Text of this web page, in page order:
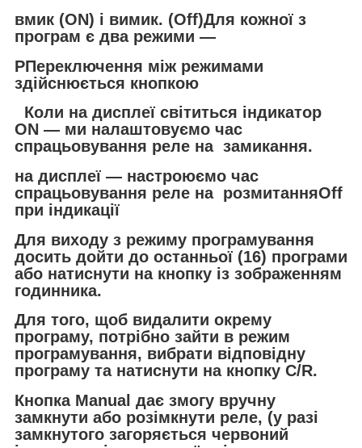
вмик (ON) і вимик. (Off)Для кожної з
програм є два режими —
РПереключення між режимами
здійснюється кнопкою
Коли на дисплеї світиться індикатор
ON — ми налаштовуємо час
спрацьовування реле на замикання.
на дисплеї — настроюємо час
спрацьовування реле на розмитанняOff
при індикації
Для виходу з режиму програмування
досить дойти до останньої (16) програми
або натиснути на кнопку із зображенням
годинника.
Для того, щоб видалити окрему
програму, потрібно зайти в режим
програмування, вибрати відповідну
програму та натиснути на кнопку C/R.
Кнопка Manual дає змогу вручну
замкнути або розімкнути реле, (у разі
замкнутого загоряється червоний